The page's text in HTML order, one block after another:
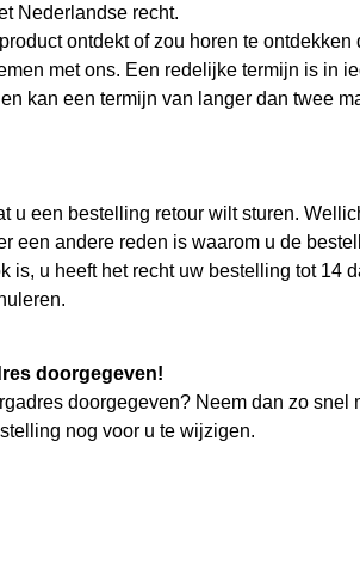
Nederlandse recht.
ontdekt of zou horen te ontdekken
met ons. Een redelijke termijn is in
kan een termijn van langer dan twee
u een bestelling retour wilt sturen.
een andere reden is waarom u de
is, u heeft het recht uw bestelling tot 14
doorgegeven!
doorgegeven? Neem dan zo snel
nog voor u te wijzigen.